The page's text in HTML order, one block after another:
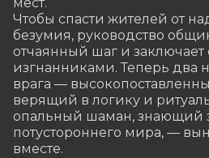
Чтобы спасти жителей от
безумия, руководство
отчаянный шаг и заключает
изгнанниками. Теперь
врага —
верящий в логику и
опальный шаман, знающий
потустороннего мира, —
вместе.